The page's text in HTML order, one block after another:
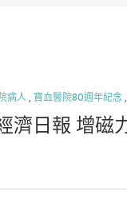
病人, 寶血醫院80週年紀念,
濟日報 增磁